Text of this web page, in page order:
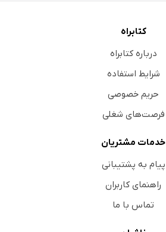
کتابراه
درباره کتابراه
شرایط استفاده
حریم خصوصی
فرصت‌های شغلی
خدمات مشتریان
پیام به پشتیبانی
راهنمای کاربران
تماس با ما